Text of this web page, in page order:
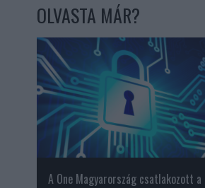
OLVASTA MÁR?
A One Magyarország csatlakozott a